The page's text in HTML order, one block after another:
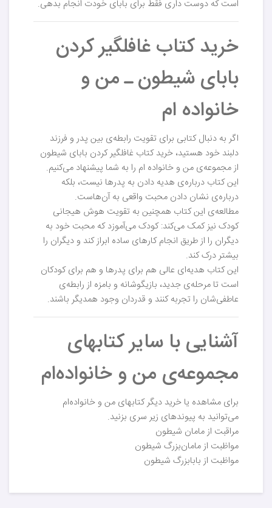
است که دوست داری فقط برای بابای خودت انجام بدهی.
خرید کتاب غافلگیر کردن
بابای شیطون ـ من و
خانواده ام
اگر به دنبال کتابی برای تقویت رابطه‌ی بین پدر و فرزند
دلبند خود هستید، خرید کتاب غافلگیر کردن بابای شیطون
از مجموعه‌ی من و خانواده ام را به شما پیشنهاد می‌کنیم.
این کتاب درباره‌ی هدیه دادن به پدرها نیست، بلکه
درباره‌ی نشان دادن محبت واقعی به آن‌هاست.
مطالعه‌ی این کتاب همچنین به تقویت هوش هیجانی
کودک نیز کمک می‌کند: کودک می‌آموزد که محبت خود به
دیگران را از طریق انجام کارهای ساده ابراز کند و دیگران را
بیشتر درک کند.
این کتاب هدیه‌ای عالی هم برای پدرها و هم برای کودکان
است تا مرحله‌ی جدید، بازیگوشانه و بامزه از رابطه‌ی
عاطفی‌شان را تجربه کنند و قدردان وجود همدیگر باشند.
آشنایی با سایر کتابهای
مجموعه‌ی من و خانواده‌ام
برای مشاهده یا خرید دیگر کتابهای من و خانواده‌ام
می‌توانید به پیوندهای زیر سری بزنید.
مراقبت از مامان شیطون
مواظبت از مامان‌بزرگ شیطون
مواظبت از بابابزرگ شیطون